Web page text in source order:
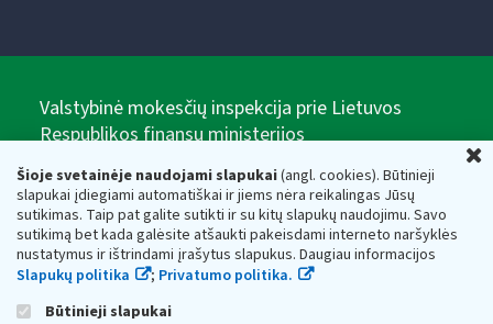
Šioje svetainėje naudojami slapukai(angl. cookies). Būtinieji
slapukai įdiegiami automatiškai ir jiems nėra reikalingas Jūsų
sutikimas. Taip pat galite sutikti ir su kitų slapukų naudojimu. Savo
sutikimą bet kada galėsite atšaukti pakeisdami interneto naršyklės
nustatymus ir ištrindami įrašytus slapukus. Daugiau informacijos
Slapukų politika
; Privatumo politika.
Būtinieji slapukai
Valstybinė mokesčių inspekcija prie Lietuvos
Respublikos finansų ministerijos
Biudžetinė įstaiga. Juridinio asmens kodas — 188659752,
adresas: Vasario 16-osios g. 14, 01107 Vilnius, Lietuva, el.paštas:
vmi@vmi.lt, E. pristatymo dėžutės adresas 188659752
Duomenys apie Valstybinę mokesčių inspekciją prie Lietuvos
Respublikos finansų ministerijos kaupiami ir saugomi Juridinių
asmenų registre